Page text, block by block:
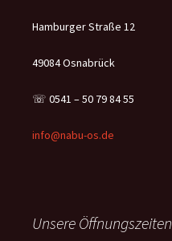
Hamburger Straße 12
49084 Osnabrück
☏ 0541 – 50 79 84 55
info@nabu-os.de
Unsere Öffnungszeiten